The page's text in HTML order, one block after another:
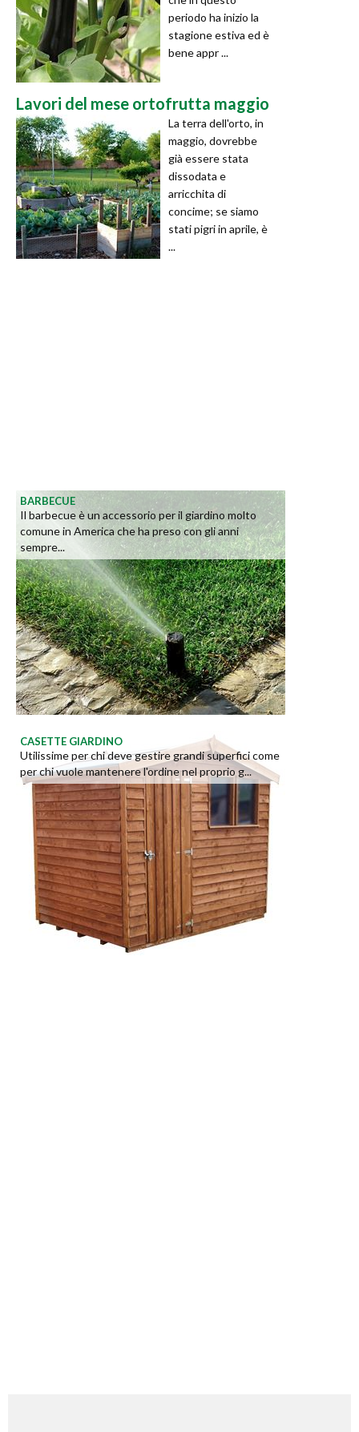
periodo ha inizio la
stagione estiva ed è
bene appr ...
Lavori del mese ortofrutta maggio
La terra dell'orto, in
maggio, dovrebbe
già essere stata
dissodata e
arricchita di
concime; se siamo
stati pigri in aprile, è
...
BARBECUE
Il barbecue è un accessorio per il giardino molto
comune in America che ha preso con gli anni
sempre...
CASETTE GIARDINO
Utilissime per chi deve gestire grandi superfici come
per chi vuole mantenere l'ordine nel proprio g...